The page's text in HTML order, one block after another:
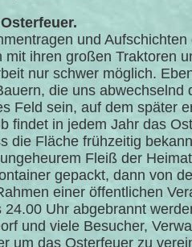
und
mit ihren großen Traktoren
nur schwer möglich.
die uns
Feld sein, auf dem später
findet in jedem Jahr das
die Fläche frühzeitig
Fleiß der
gepackt, dann von
einer öffentlichen
Uhr abgebrannt
und viele Besucher,
um das Osterfeuer zu